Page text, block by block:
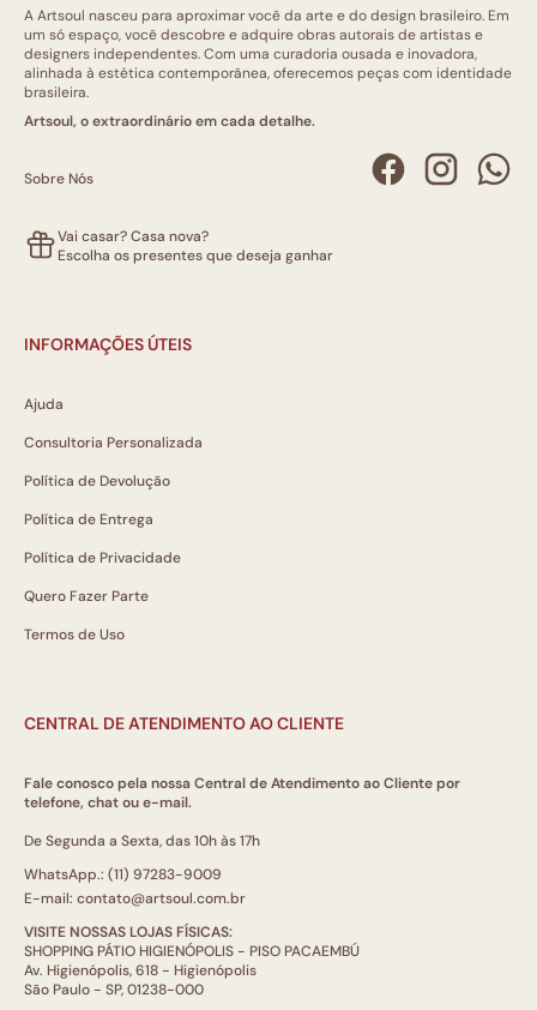
A Artsoul nasceu para aproximar você da arte e do design brasileiro. Em
um só espaço, você descobre e adquire obras autorais de artistas e
designers independentes. Com uma curadoria ousada e inovadora,
alinhada à estética contemporânea, oferecemos peças com identidade
brasileira.
Artsoul, o extraordinário em cada detalhe.
Sobre Nós
Vai casar? Casa nova?
Escolha os presentes que deseja ganhar
INFORMAÇÕES ÚTEIS
Ajuda
Consultoria Personalizada
Política de Devolução
Política de Entrega
Política de Privacidade
Quero Fazer Parte
Termos de Uso
CENTRAL DE ATENDIMENTO AO CLIENTE
Fale conosco pela nossa Central de Atendimento ao Cliente por
telefone, chat ou e-mail.
De Segunda a Sexta, das 10h às 17h
WhatsApp.: (11) 97283-9009
E-mail: contato@artsoul.com.br
VISITE NOSSAS LOJAS FÍSICAS:
SHOPPING PÁTIO HIGIENÓPOLIS - PISO PACAEMBÚ
Av. Higienópolis, 618 - Higienópolis
São Paulo - SP, 01238-000